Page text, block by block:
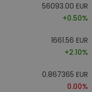
56093.00 EUR
+0.50%
1661.56 EUR
+2.10%
0.867365 EUR
0.00%